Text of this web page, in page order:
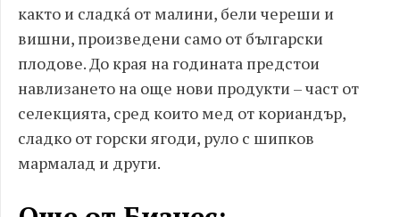
както и сладкá от малини, бели череши и
вишни, произведени само от български
плодове. До края на годината предстои
навлизането на още нови продукти – част от
селекцията, сред които мед от кориандър,
сладко от горски ягоди, руло с шипков
мармалад и други.